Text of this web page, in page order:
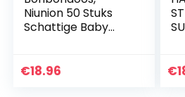
Niunion 50 Stuks
Schattige Baby
Bruiloft
€18.96 €